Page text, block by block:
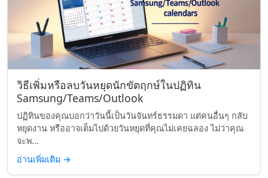
วิธีเพิ่มหรือลบวันหยุดนักขัตฤกษ์ในปฏิทิน
Samsung/Teams/Outlook
ปฏิทินของคุณบอกว่าวันนี้เป็นวันจันทร์ธรรมดา แต่คนอื่นๆ กลับ
หยุดงาน หรืออาจเต็มไปด้วยวันหยุดที่คุณไม่เคยฉลอง ไม่ว่าคุณ
จะพ...
อ่านเพิ่มเติม →